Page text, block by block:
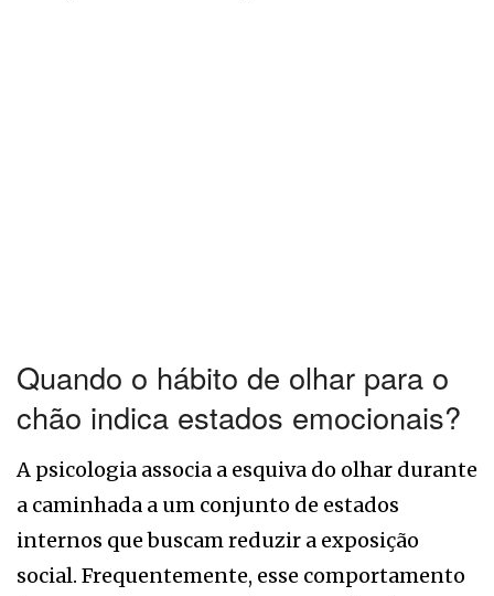
Quando o hábito de olhar para o
chão indica estados emocionais?
A psicologia associa a esquiva do olhar durante
a caminhada a um conjunto de estados
internos que buscam reduzir a exposição
social. Frequentemente, esse comportamento